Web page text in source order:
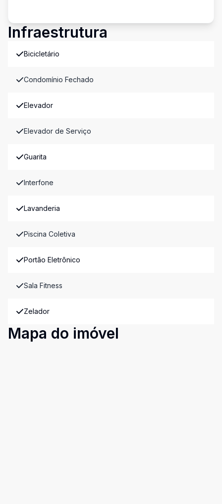
Infraestrutura
Bicicletário
Condomínio Fechado
Elevador
Elevador de Serviço
Guarita
Interfone
Lavanderia
Piscina Coletiva
Portão Eletrônico
Sala Fitness
Zelador
Mapa do imóvel